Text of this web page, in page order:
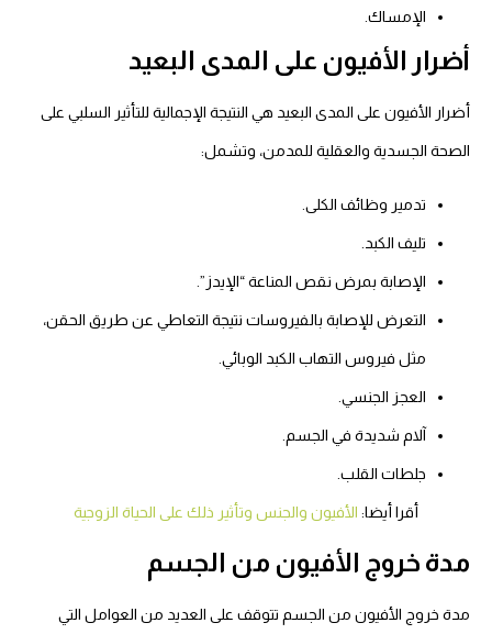
الإمساك.
أضرار الأفيون على المدى البعيد
أضرار الأفيون على المدى البعيد هي النتيجة الإجمالية للتأثير السلبي على
الصحة الجسدية والعقلية للمدمن، وتشمل:
تدمير وظائف الكلى.
تليف الكبد.
الإصابة بمرض نقص المناعة “الإيدز”.
التعرض للإصابة بالفيروسات نتيجة التعاطي عن طريق الحقن،
مثل فيروس التهاب الكبد الوبائي.
العجز الجنسي.
آلام شديدة في الجسم.
جلطات القلب.
أقرا أيضا: الأفيون والجنس وتأثير ذلك على الحياة الزوجية
مدة خروج الأفيون من الجسم
مدة خروج الأفيون من الجسم تتوقف على العديد من العوامل التي